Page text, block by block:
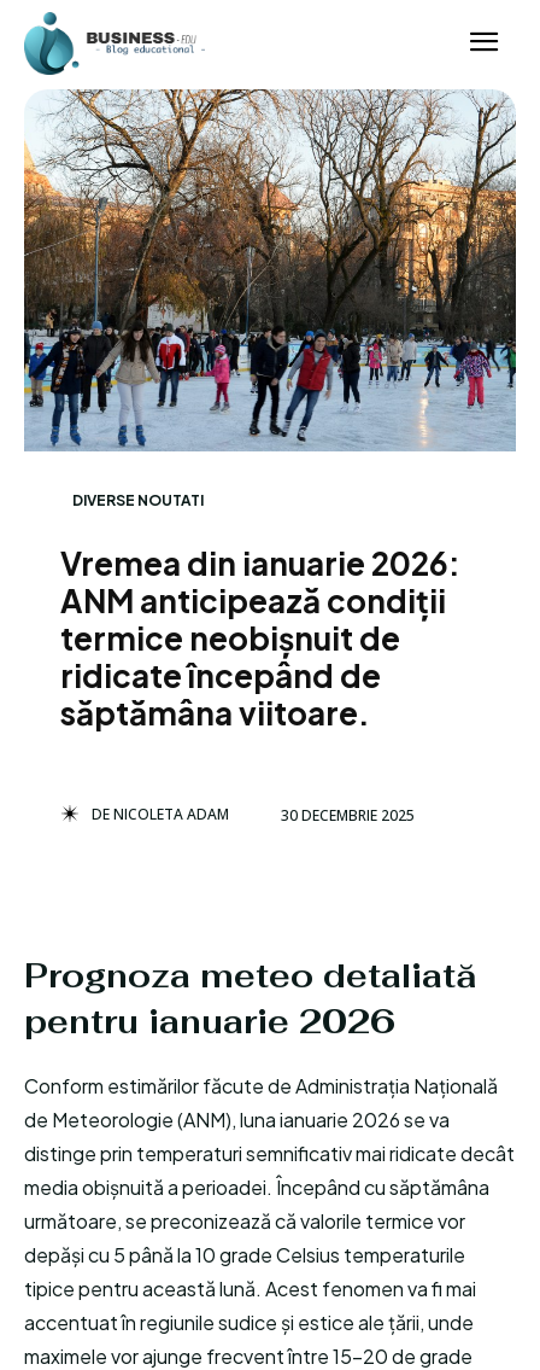
DIVERSE NOUTATI
Vremea din ianuarie 2026:
ANM anticipează condiții
termice neobișnuit de
ridicate începând de
săptămâna viitoare.
DENICOLETA ADAM 30 DECEMBRIE 2025
Prognoza meteo detaliată
pentru ianuarie 2026
Conform estimărilor făcute de Administrația Națională
de Meteorologie (ANM), luna ianuarie 2026 se va
distinge prin temperaturi semnificativ mai ridicate decât
media obișnuită a perioadei. Începând cu săptămâna
următoare, se preconizează că valorile termice vor
depăși cu 5 până la 10 grade Celsius temperaturile
tipice pentru această lună. Acest fenomen va fi mai
accentuat în regiunile sudice și estice ale țării, unde
maximele vor ajunge frecvent între 15-20 de grade